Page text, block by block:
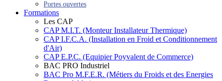
Portes ouvertes
Formations
Les CAP
CAP M.I.T. (Monteur Installateur Thermique)
CAP I.F.C.A. (Installation en Froid et Conditionnement
d'Air)
CAP E.P.C. (Equipier Poyvalent de Commerce)
BAC PRO Industriel
BAC Pro M.F.E.R. (Métiers du Froids et des Energies